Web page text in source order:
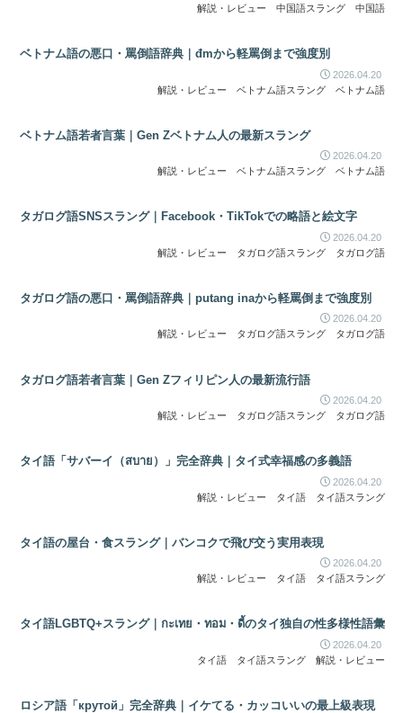
解説・レビュー
中国語スラング 中国語
ベトナム語の悪口・罵倒語辞典｜đmから軽罵倒まで強度別
2026.04.20
解説・レビュー
ベトナム語スラング ベトナム語
ベトナム語若者言葉｜Gen Zベトナム人の最新スラング
2026.04.20
解説・レビュー
ベトナム語スラング ベトナム語
タガログ語SNSスラング｜Facebook・TikTokでの略語と絵文字
2026.04.20
解説・レビュー
タガログ語スラング タガログ語
タガログ語の悪口・罵倒語辞典｜putang inaから軽罵倒まで強度別
2026.04.20
解説・レビュー
タガログ語スラング タガログ語
タガログ語若者言葉｜Gen Zフィリピン人の最新流行語
2026.04.20
解説・レビュー
タガログ語スラング タガログ語
タイ語「サバーイ（สบาย）」完全辞典｜タイ式幸福感の多義語
2026.04.20
解説・レビュー
タイ語 タイ語スラング
タイ語の屋台・食スラング｜バンコクで飛び交う実用表現
2026.04.20
解説・レビュー
タイ語 タイ語スラング
タイ語LGBTQ+スラング｜กะเทย・ทอม・ดี้のタイ独自の性多様性語彙
2026.04.20
タイ語
タイ語スラング 解説・レビュー
ロシア語「крутой」完全辞典｜イケてる・カッコいいの最上級表現